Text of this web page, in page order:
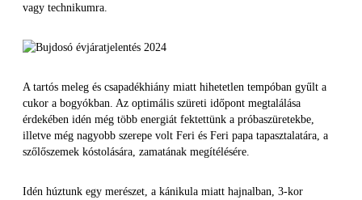
vagy technikumra.
A tartós meleg és csapadékhiány miatt hihetetlen tempóban gyűlt a
cukor a bogyókban. Az optimális szüreti időpont megtalálása
érdekében idén még több energiát fektettünk a próbaszüretekbe,
illetve még nagyobb szerepe volt Feri és Feri papa tapasztalatára, a
szőlőszemek kóstolására, zamatának megítélésére.
Idén húztunk egy merészet, a kánikula miatt hajnalban, 3-kor